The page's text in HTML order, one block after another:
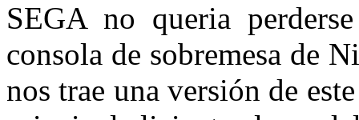
SEGA no queria
consola de sobremesa de
nos trae una versión de